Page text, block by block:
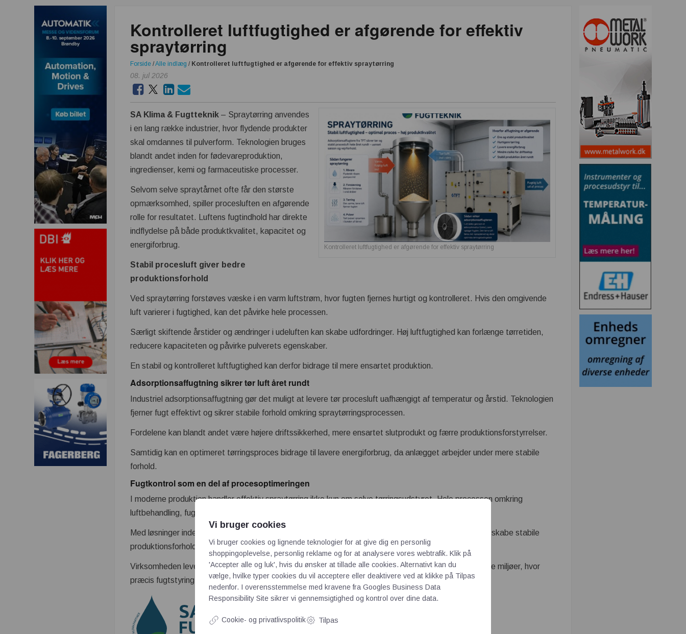
Kontrolleret luftfugtighed er afgørende for effektiv
spraytørring
Forside /Alle indlæg / Kontrolleret luftfugtighed er afgørende for effektiv spraytørring
08. jul 2026
Kontrolleret luftfugtighed er afgørende for effektiv spraytørring
SA Klima & Fugtteknik – Spraytørring anvendes
i en lang række industrier, hvor flydende produkter
skal omdannes til pulverform. Teknologien bruges
blandt andet inden for fødevareproduktion,
ingredienser, kemi og farmaceutiske processer.
Selvom selve spraytårnet ofte får den største
opmærksomhed, spiller procesluften en afgørende
rolle for resultatet. Luftens fugtindhold har direkte
indflydelse på både produktkvalitet, kapacitet og
energiforbrug.
Stabil procesluft giver bedre
produktionsforhold
Ved spraytørring forstøves væske i en varm luftstrøm, hvor fugten fjernes hurtigt og kontrolleret. Hvis den omgivende
luft varierer i fugtighed, kan det påvirke hele processen.
Særligt skiftende årstider og ændringer i udeluften kan skabe udfordringer. Høj luftfugtighed kan forlænge tørretiden,
reducere kapaciteten og påvirke pulverets egenskaber.
En stabil og kontrolleret luftfugtighed kan derfor bidrage til mere ensartet produktion.
Adsorptionsaffugtning sikrer tør luft året rundt
Industriel adsorptionsaffugtning gør det muligt at levere tør procesluft uafhængigt af temperatur og årstid. Teknologien
fjerner fugt effektivt og sikrer stabile forhold omkring spraytørringsprocessen.
Fordelene kan blandt andet være højere driftssikkerhed, mere ensartet slutprodukt og færre produktionsforstyrrelser.
Samtidig kan en optimeret tørringsproces bidrage til lavere energiforbrug, da anlægget arbejder under mere stabile
forhold.
Fugtkontrol som en del af procesoptimeringen
I moderne produktion handler effektiv spraytørring ikke kun om selve tørringsudstyret. Hele processen omkring
luftbehandling, fugtstyring og energiforbrug skal tænkes sammen.
Med løsninger inden for industriel affugtning hjælper SA Klima & Fugtteknik ApS virksomheder med at skabe stabile
produktionsforhold og energieffektive processer.
Virksomheden leverer driftssikre affugtningsløsninger fra TFT Dry Air Solutions til krævende industrielle miljøer, hvor
præcis fugtstyring er en vigtig del af produktionen.
Vi bruger cookies
Vi bruger cookies og lignende teknologier for at give dig en personlig
shoppingoplevelse, personlig reklame og for at analysere vores webtrafik. Klik på
'Accepter alle og luk', hvis du ønsker at tillade alle cookies. Alternativt kan du
vælge, hvilke typer cookies du vil acceptere eller deaktivere ved at klikke på Tilpas
nedenfor. I overensstemmelse med kravene fra Googles Business Data
Responsibility Site sikrer vi gennemsigtighed og kontrol over dine data.
Cookie- og privatlivspolitik Tilpas